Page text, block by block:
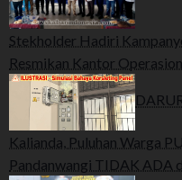
Stekholder Hadiri
Resmikan Kantor
Kalianda, Puluhan Warga
Pandanwangi TIDAK ADA